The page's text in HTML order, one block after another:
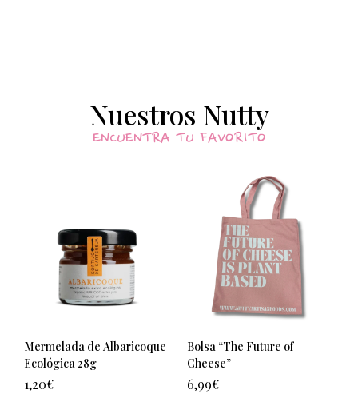
Nuestros Nutty
ENCUENTRA TU FAVORITO
Mermelada de Albaricoque
Ecológica 28g
1,20€
Bolsa “The Future of
Cheese”
6,99€